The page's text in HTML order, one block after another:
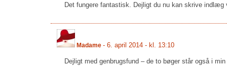
Det fungere fantastisk. Dejligt du nu kan skrive indlæg
Madame - 6. april 2014 - kl. 13:10
Dejligt med genbrugsfund – de to bøger står også i